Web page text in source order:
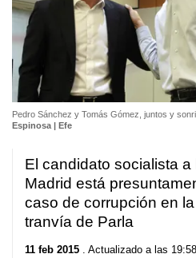
Pedro Sánchez y Tomás Gómez, juntos y
Espinosa | Efe
El candidato socialista
Madrid está
caso de corrupción en
tranvía de Parla
11 feb 2015 . Actualizado a las